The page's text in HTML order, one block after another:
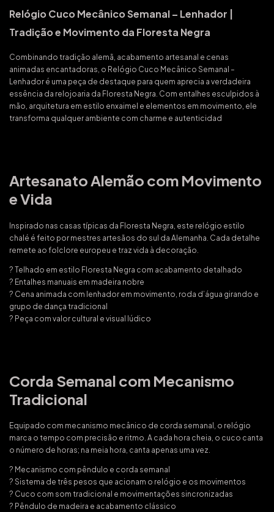
Relógio Cuco Mecânico Semanal – Lenhador |
Tradição e Movimento da Floresta Negra
Combinando tradição alemã, acabamento artesanal e cenas
animadas encantadoras, o Relógio Cuco Mecânico Semanal –
Lenhador é uma peça de destaque para quem aprecia a verdadeira
essência da relojoaria da Floresta Negra. Com entalhes esculpidos à
mão, arquitetura em estilo enxaimel e elementos em movimento, ele
transforma qualquer ambiente com charme e autenticidad
Artesanato Alemão com Movimento
e Vida
Inspirado nas casas típicas da Floresta Negra, este relógio estilo
chalé é feito por mestres artesãos do sul da Alemanha. Cada detalhe
remete ao folclore europeu e traz vida à decoração.
? Telhado em estilo Floresta Negra com acabamento detalhado
? Entalhes manuais em madeira nobre
? Cena animada com lenhador em movimento, roda d’água girando e
grupo de dança tradicional
? Peça com valor cultural e visual lúdico
Corda Semanal com Mecanismo
Tradicional
Equipado com mecanismo mecânico de corda semanal, o relógio
marca o tempo com precisão e ritmo. A cada hora cheia, o cuco canta
o número de horas; na meia hora, canta apenas uma vez.
? Mecanismo com pêndulo e corda semanal
? Sistema de três pesos que acionam o relógio e os movimentos
? Cuco com som tradicional e movimentações sincronizadas
? Pêndulo de madeira e acabamento clássico